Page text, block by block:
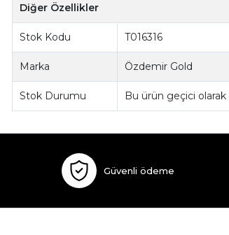
Diğer Özellikler
Stok Kodu T016316
Marka Özdemir Gold
Stok Durumu Bu ürün geçici
Güvenli ödeme